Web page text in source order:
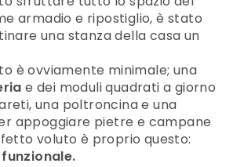
armadio e ripostiglio, è stato
una stanza della casa un
è ovviamente minimale; una
e dei moduli quadrati a giorno
una poltroncina e una
appoggiare pietre e campane
voluto è proprio questo: